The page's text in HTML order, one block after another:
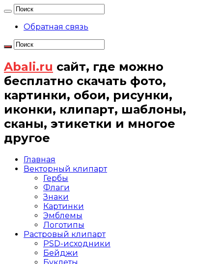
Обратная связь
Abali.ru сайт, где можно
бесплатно скачать фото,
картинки, обои, рисунки,
иконки, клипарт, шаблоны,
сканы, этикетки и многое
другое
Главная
Векторный клипарт
Гербы
Флаги
Знаки
Картинки
Эмблемы
Логотипы
Растровый клипарт
PSD-исходники
Бейджи